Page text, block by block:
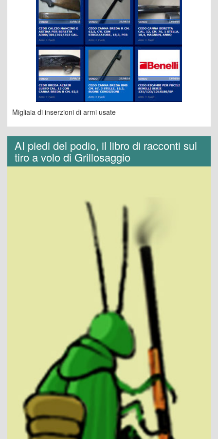
Migliaia di inserzioni di armi usate
AI piedi del podio, il libro di racconti sul
tiro a volo di Grillosaggio